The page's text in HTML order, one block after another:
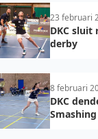
23 februari
DKC sluit
derby
8 februari
DKC